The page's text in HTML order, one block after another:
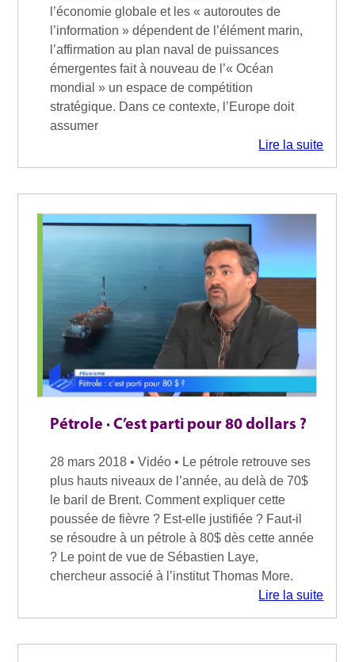
l’économie globale et les « autoroutes de
l’information » dépendent de l’élément marin,
l’affirmation au plan naval de puissances
émergentes fait à nouveau de l’« Océan
mondial » un espace de compétition
stratégique. Dans ce contexte, l’Europe doit
assumer
Lire la suite
Pétrole · C’est parti pour 80 dollars ?
28 mars 2018 • Vidéo • Le pétrole retrouve ses
plus hauts niveaux de l’année, au delà de 70$
le baril de Brent. Comment expliquer cette
poussée de fièvre ? Est-elle justifiée ? Faut-il
se résoudre à un pétrole à 80$ dès cette année
? Le point de vue de Sébastien Laye,
chercheur associé à l’institut Thomas More.
Lire la suite